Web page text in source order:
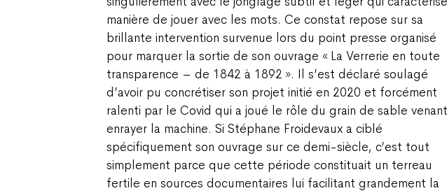
manière de jouer avec les mots. Ce constat repose sur sa
brillante intervention survenue lors du point presse organisé
pour marquer la sortie de son ouvrage « La Verrerie en toute
transparence – de 1842 à 1892 ». Il s’est déclaré soulagé
d’avoir pu concrétiser son projet initié en 2020 et forcément
ralenti par le Covid qui a joué le rôle du grain de sable venant
enrayer la machine. Si Stéphane Froidevaux a ciblé
spécifiquement son ouvrage sur ce demi-siècle, c’est tout
simplement parce que cette période constituait un terreau
fertile en sources documentaires lui facilitant grandement la